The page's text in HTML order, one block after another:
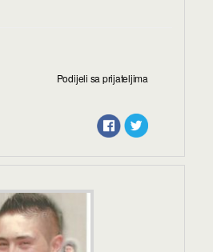
Podijeli sa prijateljima